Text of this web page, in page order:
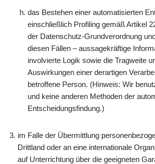
das Bestehen einer automatisierten
einschließlich Profiling gemäß Artikel
der Datenschutz-Grundverordnung
diesen Fällen – aussagekräftige
involvierte Logik sowie die Tragweite
Auswirkungen einer derartigen
betroffene Person. (Hinweis: Wir
und keine anderen Methoden der
Entscheidungsfindung.)
im Falle der Übermittlung
Drittland oder an eine internationale
auf Unterrichtung über die geeigneten